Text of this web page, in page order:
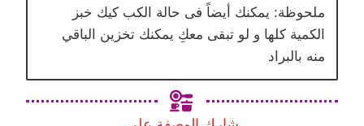
ملحوظة: يمكنك أيضاً فى حالة الكب كيك خبز
الكمية كلها و لو تبقى معكِ يمكنك تخزين الباقي
منه بالبراد